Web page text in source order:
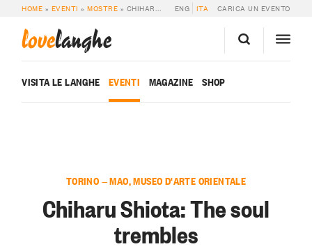
HOME » EVENTI »MOSTRE » CHIHARU SHIOTA: THE SOUL TREMBLES ENG ITA CARICA UN EVENTO
lovelanghe
VISITA LE LANGHE EVENTI MAGAZINE SHOP
TORINO — MAO, MUSEO D'ARTE ORIENTALE
Chiharu Shiota: The soul
trembles